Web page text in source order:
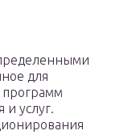
для
программ
и услуг.